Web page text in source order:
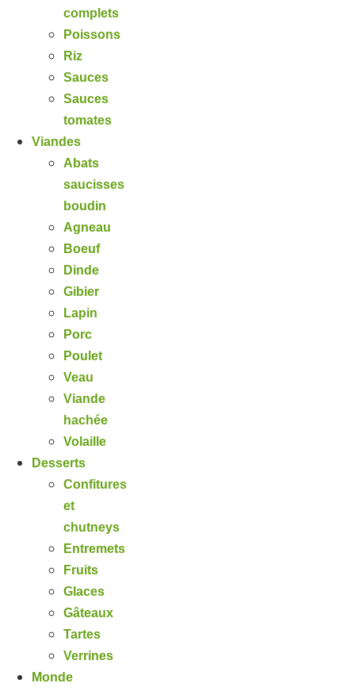
complets
Poissons
Riz
Sauces
Sauces
tomates
Viandes
Abats
saucisses
boudin
Agneau
Boeuf
Dinde
Gibier
Lapin
Porc
Poulet
Veau
Viande
hachée
Volaille
Desserts
Confitures
et
chutneys
Entremets
Fruits
Glaces
Gâteaux
Tartes
Verrines
Monde